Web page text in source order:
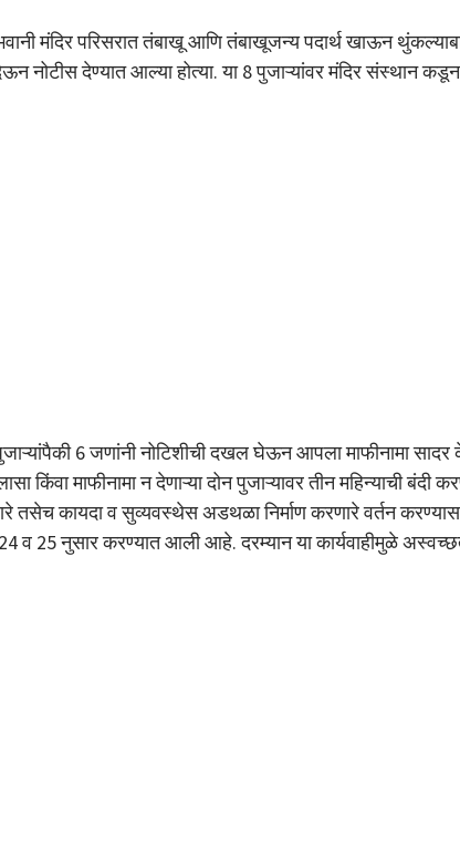
मंदिर परिसरात तंबाखू आणि तंबाखूजन्य पदार्थ खाऊन
देऊन नोटीस देण्यात आल्या होत्या. या 8 पुजाऱ्यांवर मंदिर संस्थान
6 जणांनी नोटिशीची दखल घेऊन आपला माफीनामा सादर
किंवा माफीनामा न देणाऱ्या दोन पुजाऱ्यावर तीन महिन्याची
तसेच कायदा व सुव्यवस्थेस अडथळा निर्माण करणारे वर्तन
व 25 नुसार करण्यात आली आहे. दरम्यान या कार्यवाहीमुळे